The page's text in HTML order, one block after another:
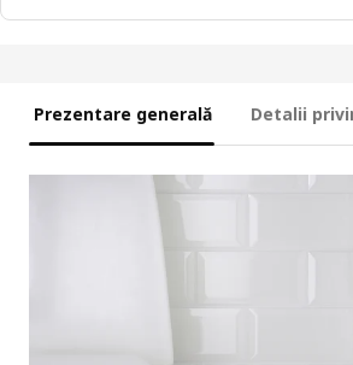
Prezentare generală Detalii